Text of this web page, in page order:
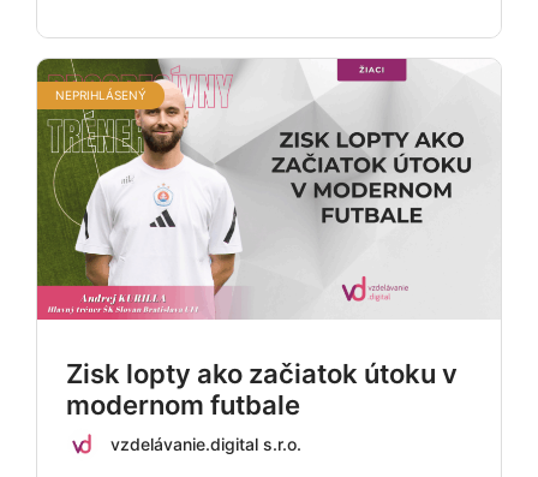
NEPRIHLÁSENÝ
Zisk lopty ako začiatok útoku v
modernom futbale
vzdelávanie.digital s.r.o.